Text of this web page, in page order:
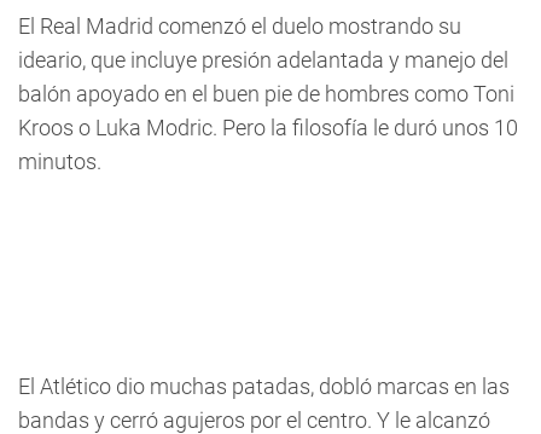
El Real Madrid comenzó el duelo mostrando su
ideario, que incluye presión adelantada y manejo del
balón apoyado en el buen pie de hombres como Toni
Kroos o Luka Modric. Pero la filosofía le duró unos 10
minutos.
El Atlético dio muchas patadas, dobló marcas en las
bandas y cerró agujeros por el centro. Y le alcanzó